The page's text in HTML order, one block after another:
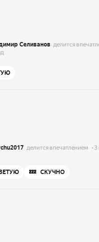
Селиванов делится
делится впечатлением 3
💤 СКУЧНО